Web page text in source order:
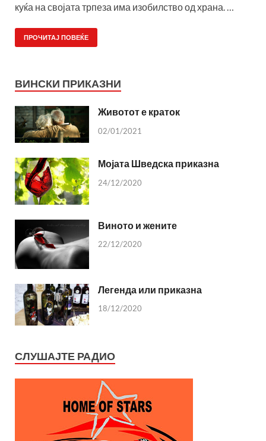
куќа на својата трпеза има изобилство од храна. …
ПРОЧИТАЈ ПОВЕЌЕ
ВИНСКИ ПРИКАЗНИ
Животот е краток
02/01/2021
Мојата Шведска приказна
24/12/2020
Виното и жените
22/12/2020
Легенда или приказна
18/12/2020
СЛУШАЈТЕ РАДИО